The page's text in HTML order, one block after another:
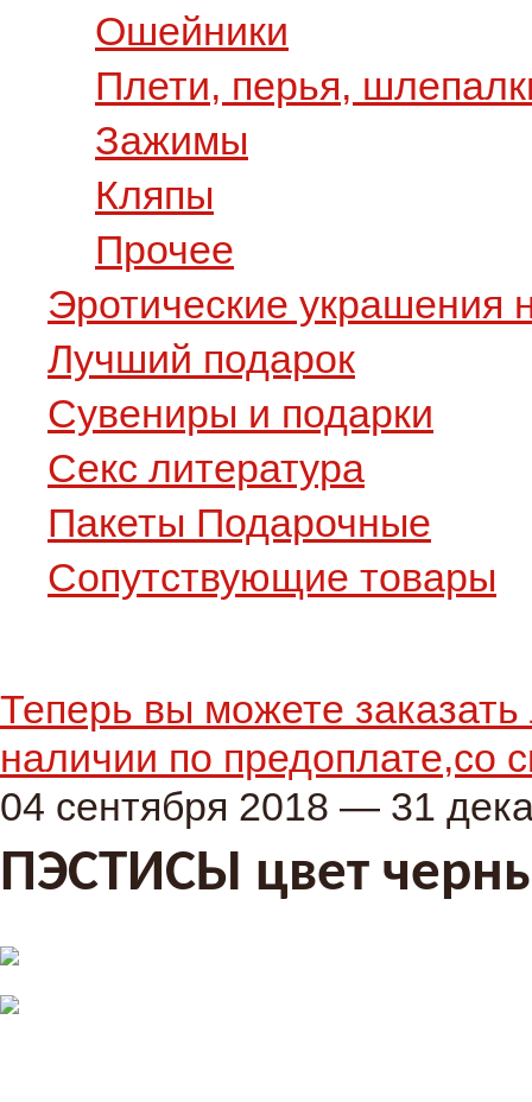
Ошейники
Плети, перья,
Зажимы
Кляпы
Прочее
Эротические украшения
Лучший подарок
Сувениры и подарки
Секс литература
Пакеты Подарочные
Сопутствующие товары
Теперь вы можете
наличии по предоплате,со
04 сентября 2018 — 31
ПЭСТИСЫ цвет